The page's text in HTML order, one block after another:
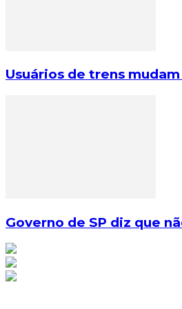
Usuários de trens
Governo de SP diz que